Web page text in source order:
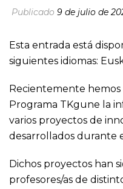
Publicado 9 de julio de
Esta entrada está
siguientes idiomas:
Recientemente
Programa TKgune la
varios proyectos de
desarrollados durante
Dichos proyectos han
profesores/as de